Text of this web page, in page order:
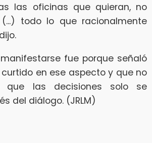
las oficinas que quieran, no
todo lo que racionalmente
fue porque señaló
en ese aspecto y que no
que las decisiones solo se
del diálogo. (JRLM)